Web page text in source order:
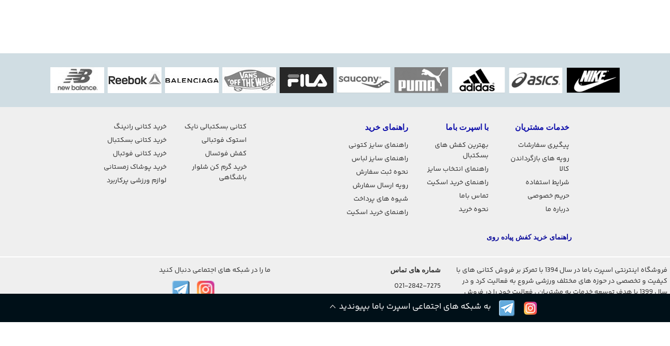
خدمات مشتریان
پیگیری سفارشات
رویه های بازگرداندن
کالا
شرایط استفاده
حریم خصوصی
درباره ما
با اسپرت باما
بهترین کفش های
بسکتبال
راهنمای انتخاب سایز
راهنمای خرید اسکیت
تماس باما
نحوه خرید
راهنمای خرید
راهنمای سایز کتونی
راهنمای سایز لباس
نحوه ثبت سفارش
رویه ارسال سفارش
شیوه های پرداخت
راهنمای خرید اسکیت
کتانی بسکتبالی نایک
استوک فوتبالی
کفش فوتسال
خرید گرم کن شلوار
باشگاهی
خرید کتانی رانینگ
خرید کتانی بسکتبال
خرید کتانی فوتبال
خرید پوشاک زمستانی
لوازم ورزشی پرکاربرد
راهنمای خرید کفش پیاده روی
فروشگاه اینترنتی اسپرت باما در سال 1394 با تمرکز بر فروش کتانی های با
کیفیت و تخصصی در حوزه های مختلف ورزشی شروع به فعالیت کرد و در
سال 1399 با هدف توسعه خدمات به مشتریان ، فعالیت خود را در فروش
شماره های تماس
021-2842-7275
ما را در شبکه های اجتماعی دنبال کنید
به شبکه های اجتماعی اسپرت باما بپیوندید